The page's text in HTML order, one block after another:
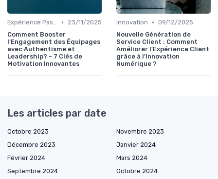
Expérience Passager •
23/11/2025
Comment Booster
l'Engagement des Équipages
avec Authentisme et
Leadership? - 7 Clés de
Motivation Innovantes
Innovation • 09/12/2025
Nouvelle Génération de
Service Client : Comment
Améliorer l'Expérience Client
grâce à l'Innovation
Numérique ?
Les articles par date
Octobre 2023
Novembre 2023
Décembre 2023
Janvier 2024
Février 2024
Mars 2024
Septembre 2024
Octobre 2024